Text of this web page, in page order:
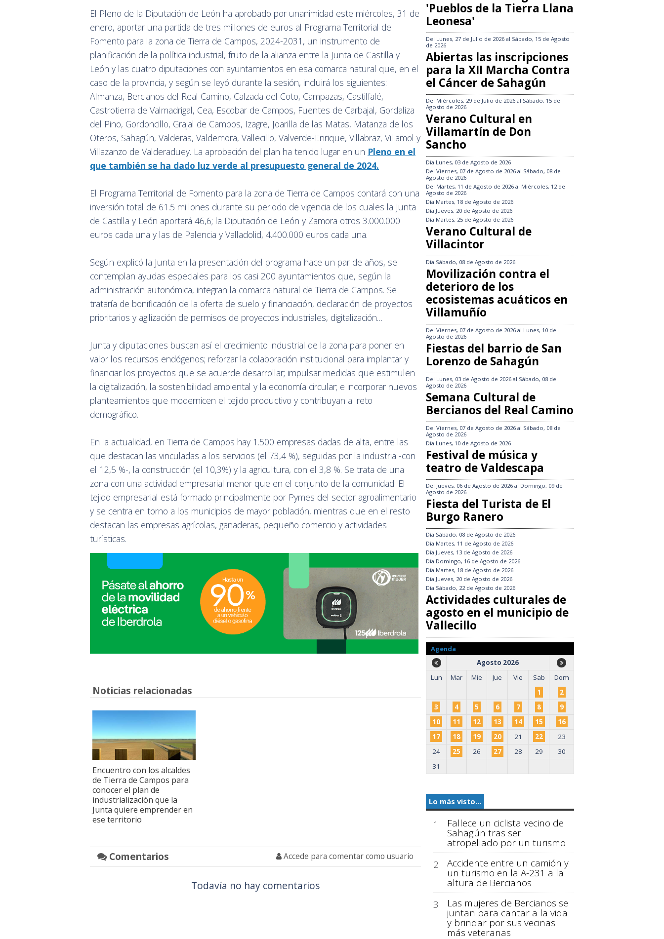
El Pleno de la Diputación de León ha aprobado por unanimidad este miércoles, 31 de
enero, aportar una partida de tres millones de euros al Programa Territorial de
Fomento para la zona de Tierra de Campos, 2024-2031, un instrumento de
planificación de la política industrial, fruto de la alianza entre la Junta de Castilla y
León y las cuatro diputaciones con ayuntamientos en esa comarca natural que, en el
caso de la provincia, y según se leyó durante la sesión, incluirá los siguientes:
Almanza, Bercianos del Real Camino, Calzada del Coto, Campazas, Castilfalé,
Castrotierra de Valmadrigal, Cea, Escobar de Campos, Fuentes de Carbajal, Gordaliza
del Pino, Gordoncillo, Grajal de Campos, Izagre, Joarilla de las Matas, Matanza de los
Oteros, Sahagún, Valderas, Valdemora, Vallecillo, Valverde-Enrique, Villabraz, Villamol y
Villazanzo de Valderaduey. La aprobación del plan ha tenido lugar en un Pleno en el
que también se ha dado luz verde al presupuesto general de 2024.
El Programa Territorial de Fomento para la zona de Tierra de Campos contará con una
inversión total de 61.5 millones durante su periodo de vigencia de los cuales la Junta
de Castilla y León aportará 46,6; la Diputación de León y Zamora otros 3.000.000
euros cada una y las de Palencia y Valladolid, 4.400.000 euros cada una.
Según explicó la Junta en la presentación del programa hace un par de años, se
contemplan ayudas especiales para los casi 200 ayuntamientos que, según la
administración autonómica, integran la comarca natural de Tierra de Campos. Se
trataría de bonificación de la oferta de suelo y financiación, declaración de proyectos
prioritarios y agilización de permisos de proyectos industriales, digitalización…
Junta y diputaciones buscan así el crecimiento industrial de la zona para poner en
valor los recursos endógenos; reforzar la colaboración institucional para implantar y
financiar los proyectos que se acuerde desarrollar; impulsar medidas que estimulen
la digitalización, la sostenibilidad ambiental y la economía circular; e incorporar nuevos
planteamientos que modernicen el tejido productivo y contribuyan al reto
demográfico.
En la actualidad, en Tierra de Campos hay 1.500 empresas dadas de alta, entre las
que destacan las vinculadas a los servicios (el 73,4 %), seguidas por la industria -con
el 12,5 %-, la construcción (el 10,3%) y la agricultura, con el 3,8 %. Se trata de una
zona con una actividad empresarial menor que en el conjunto de la comunidad. El
tejido empresarial está formado principalmente por Pymes del sector agroalimentario
y se centra en torno a los municipios de mayor población, mientras que en el resto
destacan las empresas agrícolas, ganaderas, pequeño comercio y actividades
turísticas.
Noticias relacionadas
Encuentro con los alcaldes
de Tierra de Campos para
conocer el plan de
industrialización que la
Junta quiere emprender en
ese territorio
Comentarios Accede para comentar como usuario
Todavía no hay comentarios
'Pueblos de la Tierra Llana
Leonesa'
Del Lunes, 27 de Julio de 2026 al Sábado, 15 de Agosto
de 2026
Abiertas las inscripciones
para la XII Marcha Contra
el Cáncer de Sahagún
Del Miércoles, 29 de Julio de 2026 al Sábado, 15 de
Agosto de 2026
Verano Cultural en
Villamartín de Don
Sancho
Día Lunes, 03 de Agosto de 2026
Del Viernes, 07 de Agosto de 2026 al Sábado, 08 de
Agosto de 2026
Del Martes, 11 de Agosto de 2026 al Miércoles, 12 de
Agosto de 2026
Día Martes, 18 de Agosto de 2026
Día Jueves, 20 de Agosto de 2026
Día Martes, 25 de Agosto de 2026
Verano Cultural de
Villacintor
Día Sábado, 08 de Agosto de 2026
Movilización contra el
deterioro de los
ecosistemas acuáticos en
Villamuñío
Del Viernes, 07 de Agosto de 2026 al Lunes, 10 de
Agosto de 2026
Fiestas del barrio de San
Lorenzo de Sahagún
Del Lunes, 03 de Agosto de 2026 al Sábado, 08 de
Agosto de 2026
Semana Cultural de
Bercianos del Real Camino
Del Viernes, 07 de Agosto de 2026 al Sábado, 08 de
Agosto de 2026
Día Lunes, 10 de Agosto de 2026
Festival de música y
teatro de Valdescapa
Del Jueves, 06 de Agosto de 2026 al Domingo, 09 de
Agosto de 2026
Fiesta del Turista de El
Burgo Ranero
Día Sábado, 08 de Agosto de 2026
Día Martes, 11 de Agosto de 2026
Día Jueves, 13 de Agosto de 2026
Día Domingo, 16 de Agosto de 2026
Día Martes, 18 de Agosto de 2026
Día Jueves, 20 de Agosto de 2026
Día Sábado, 22 de Agosto de 2026
Actividades culturales de
agosto en el municipio de
Vallecillo
Agenda
Agosto 2026
Lun
Mar Mie Jue Vie Sab
Dom
1
2
3
4 5 6 7 8
9
10
11 12 13 14 15
16
17
18 19 20 21 22
23
24
25 26 27 28 29
30
31
Lo más visto...
1 Fallece un ciclista vecino de
Sahagún tras ser
atropellado por un turismo
2
Accidente entre un camión y
un turismo en la A-231 a la
altura de Bercianos
3
Las mujeres de Bercianos se
juntan para cantar a la vida
y brindar por sus vecinas
más veteranas